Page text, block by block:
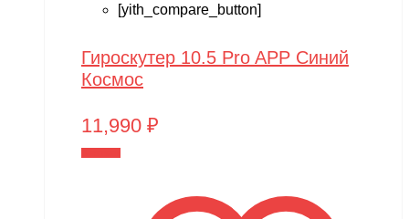
[yith_compare_button]
Гироскутер 10.5 Pro APP Синий
Космос
11,990 ₽